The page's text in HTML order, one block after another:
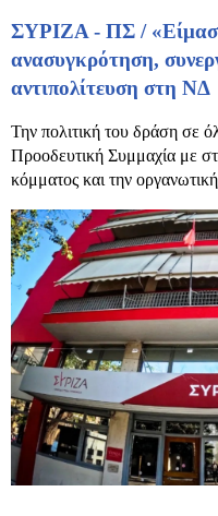
ΣΥΡΙΖΑ - ΠΣ /
ανασυγκρότηση,
αντιπολίτευση στη ΝΔ
Την πολιτική του δράση σε
Προοδευτική Συμμαχία με
κόμματος και την